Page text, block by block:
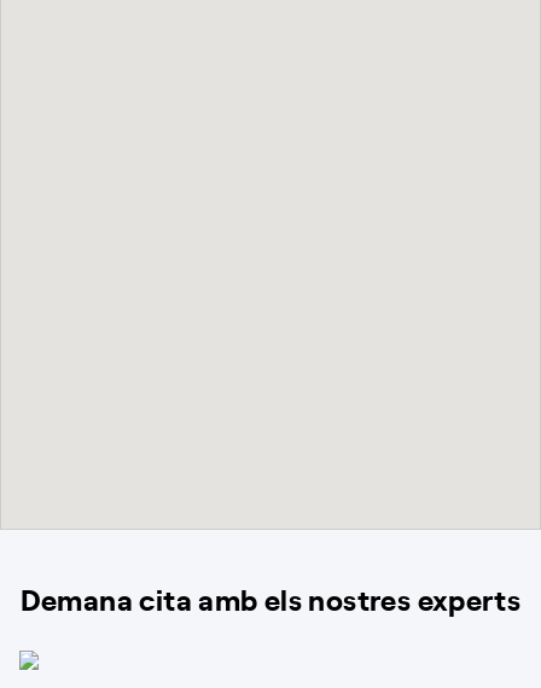
Demana cita amb els nostres experts